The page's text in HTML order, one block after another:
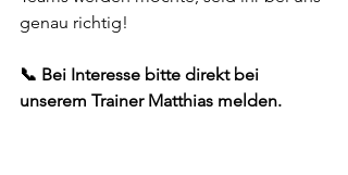
genau richtig!
📞 Bei Interesse bitte direkt bei
unserem Trainer Matthias melden.